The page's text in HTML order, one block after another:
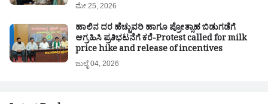
ಮೇ 25, 2026
ಹಾಲಿನ ದರ ಹೆಚ್ಚುವರಿ ಹಾಗೂ ಪ್ರೋತ್ಸಾಹ ಬಿಡುಗಡೆಗೆ
ಆಗ್ರಹಿಸಿ ಪ್ರತಿಭಟನೆಗೆ ಕರೆ-Protest called for milk
price hike and release of incentives
ಜುಲೈ 04, 2026